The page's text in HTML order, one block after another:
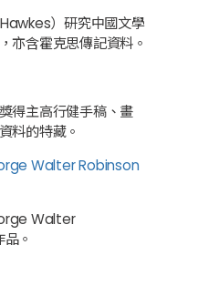
）研究中國文學
亦含霍克思傳記資料。
得主高行健手稿、畫
料的特藏。
Walter Robinson
Walter
。